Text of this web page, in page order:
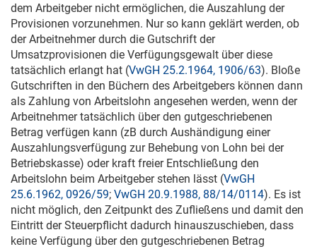
dem Arbeitgeber nicht ermöglichen, die Auszahlung der
Provisionen vorzunehmen. Nur so kann geklärt werden, ob
der Arbeitnehmer durch die Gutschrift der
Umsatzprovisionen die Verfügungsgewalt über diese
tatsächlich erlangt hat (VwGH 25.2.1964, 1906/63). Bloße
Gutschriften in den Büchern des Arbeitgebers können dann
als Zahlung von Arbeitslohn angesehen werden, wenn der
Arbeitnehmer tatsächlich über den gutgeschriebenen
Betrag verfügen kann (zB durch Aushändigung einer
Auszahlungsverfügung zur Behebung von Lohn bei der
Betriebskasse) oder kraft freier Entschließung den
Arbeitslohn beim Arbeitgeber stehen lässt (VwGH
25.6.1962, 0926/59; VwGH 20.9.1988, 88/14/0114). Es ist
nicht möglich, den Zeitpunkt des Zufließens und damit den
Eintritt der Steuerpflicht dadurch hinauszuschieben, dass
keine Verfügung über den gutgeschriebenen Betrag